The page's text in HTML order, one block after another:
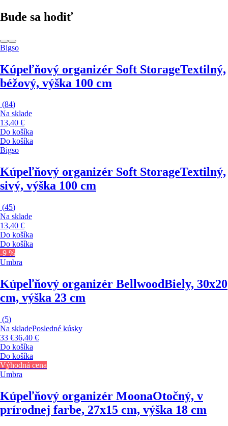
Bude sa hodiť
Bigso
Kúpeľňový organizér Soft StorageTextilný,
béžový, výška 100 cm
(84)
Na sklade
13,40 €
Do košíka
Do košíka
Bigso
Kúpeľňový organizér Soft StorageTextilný,
sivý, výška 100 cm
(45)
Na sklade
13,40 €
Do košíka
Do košíka
-9 %
Umbra
Kúpeľňový organizér BellwoodBiely, 30x20
cm, výška 23 cm
(5)
Na skladePosledné kúsky
33 €36,40 €
Do košíka
Do košíka
Výhodná cena
Umbra
Kúpeľňový organizér MoonaOtočný, v
prírodnej farbe, 27x15 cm, výška 18 cm